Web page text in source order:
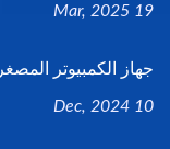
19 Mar, 2025
جهاز الكمبيوتر المصغر Intel® Alder...
10 Dec, 2024